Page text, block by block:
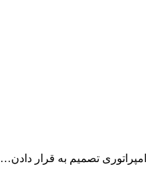
تصمیم به قرار دادن…